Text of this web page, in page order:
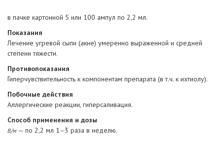
в пачке картонной 5 или 100 ампул по 2,2 мл.
Показания
Лечение угревой сыпи (акне) умеренно выраженной и средней
степени тяжести.
Противопоказания
Гиперчувствительность к компонентам препарата (в т.ч. к ихтиолу).
Побочные действия
Аллергические реакции, гиперсаливация.
Способ применения и дозы
В/м— по 2,2 мл 1–3 раза в неделю.